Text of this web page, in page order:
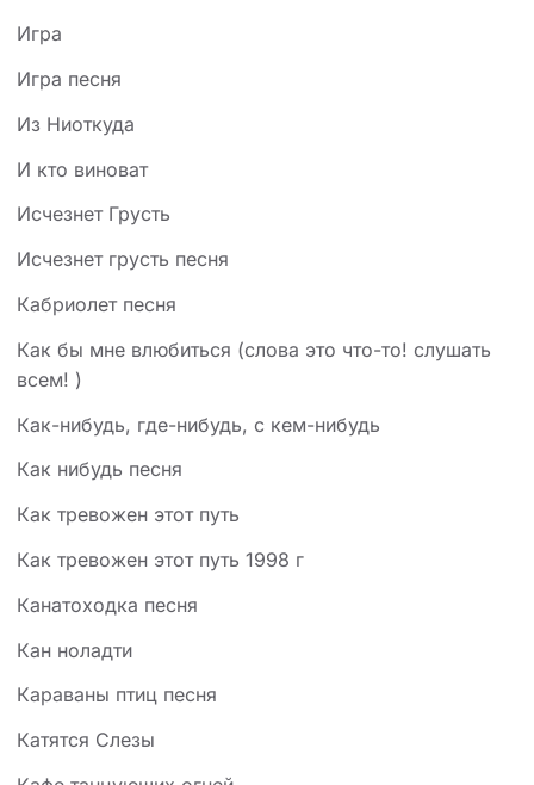
Игра
Игра песня
Из Ниоткуда
И кто виноват
Исчезнет Грусть
Исчезнет грусть песня
Кабриолет песня
Как бы мне влюбиться (слова это что-то! слушать
всем! )
Как-нибудь, где-нибудь, с кем-нибудь
Как нибудь песня
Как тревожен этот путь
Как тревожен этот путь 1998 г
Канатоходка песня
Кан ноладти
Караваны птиц песня
Катятся Слезы